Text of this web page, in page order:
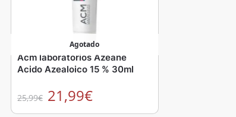
Agotado
Acm laboratorios Azeane
Acido Azealoico 15 % 30ml
25,99€ 21,99€